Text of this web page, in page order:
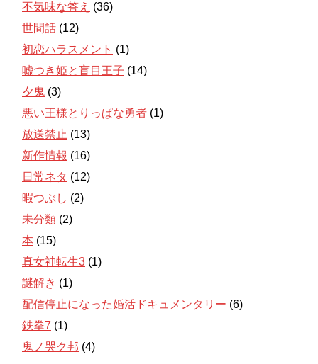
不気味な答え (36)
世間話 (12)
初恋ハラスメント (1)
嘘つき姫と盲目王子 (14)
夕鬼 (3)
悪い王様とりっぱな勇者 (1)
放送禁止 (13)
新作情報 (16)
日常ネタ (12)
暇つぶし (2)
未分類 (2)
本 (15)
真女神転生3 (1)
謎解き (1)
配信停止になった婚活ドキュメンタリー (6)
鉄拳7 (1)
鬼ノ哭ク邦 (4)